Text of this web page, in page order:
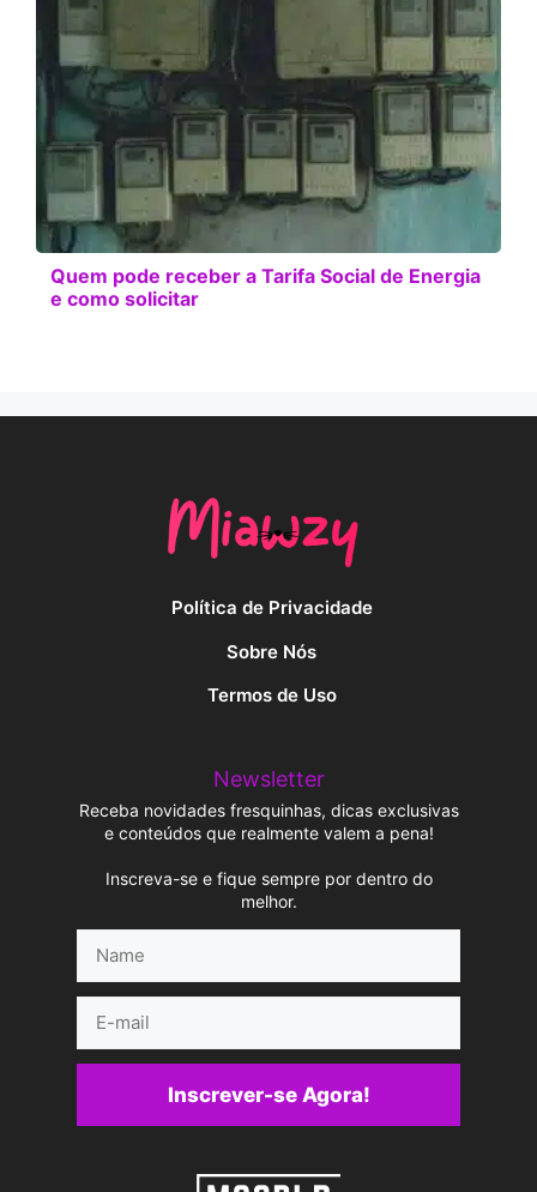
Quem pode receber a Tarifa Social de Energia
e como solicitar
Política de Privacidade
Sobre Nós
Termos de Uso
Newsletter
Receba novidades fresquinhas, dicas exclusivas
e conteúdos que realmente valem a pena!
Inscreva-se e fique sempre por dentro do
melhor.
mail
Inscrever-se Agora!